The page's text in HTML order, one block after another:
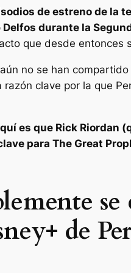
de estreno de la
durante la
que desde entonces
no se han
clave por la que
es que Rick
para The Great
de